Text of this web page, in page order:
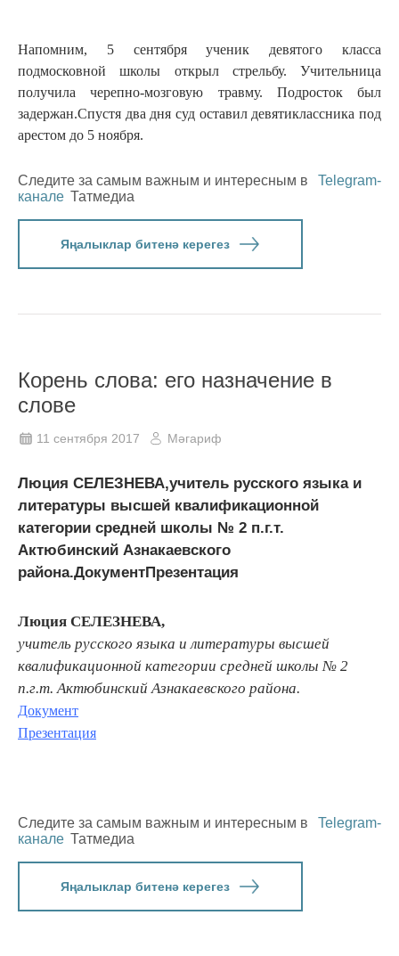
Напомним, 5 сентября ученик девятого класса
подмосковной школы открыл стрельбу. Учительница
получила черепно-мозговую травму. Подросток был
задержан.Спустя два дня суд оставил девятиклассника под
арестом до 5 ноября.
Следите за самым важным и интересным в
Telegram-
канале Татмедиа
Яңалыклар битенә керегез
Корень слова: его назначение в
слове
11 сентября 2017 Мәгариф
Люция СЕЛЕЗНЕВА,учитель русского языка и
литературы высшей квалификационной
категории средней школы № 2 п.г.т.
Актюбинский Азнакаевского
района.ДокументПрезентация
Люция СЕЛЕЗНЕВА,
учитель русского языка и литературы высшей
квалификационной категории средней школы № 2
п.г.т. Актюбинский Азнакаевского района.
Документ
Презентация
Следите за самым важным и интересным в
Telegram-
канале Татмедиа
Яңалыклар битенә керегез